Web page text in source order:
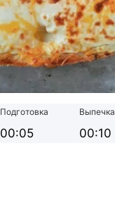
Подготовка
00:05
Выпечка
00:10